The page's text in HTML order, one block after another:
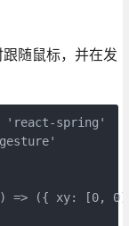
随鼠标，并在发
'react-spring'
=> ({ xy: [0,